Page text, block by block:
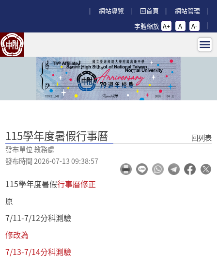
網站導覽
回首頁
網站管理
字體縮放 A+ A A-
115學年度暑假行事曆 - 回師大附中
:::
115學年度暑假行事曆
發布單位 教務處
發布時間 2026-07-13 09:38:57
回列表
115學年度暑假行事曆修正
原
7/11-7/12分科測驗
修改為
7/13-7/14分科測驗